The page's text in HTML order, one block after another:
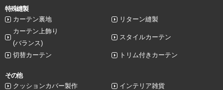
特殊縫製
カーテン裏地
リターン縫製
カーテン上飾り
(バランス)
スタイルカーテン
切替カーテン トリム付きカーテン
その他
クッションカバー製作
インテリア雑貨